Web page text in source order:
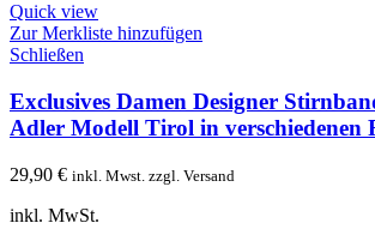
Quick view
Zur Merkliste hinzufügen
Schließen
Exclusives Damen Designer
Adler Modell Tirol in verschiedenen
29,90 € inkl. Mwst. zzgl. Versand
inkl. MwSt.